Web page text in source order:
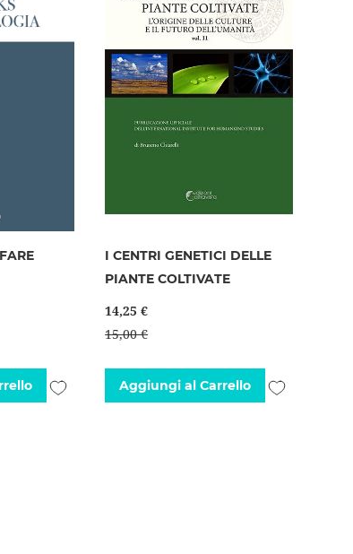
Aggiungi
I CENTRI GENETICI DELLE
PIANTE COLTIVATE
14,25 €
15,00 €
Aggiungi al Carrello
Aggiungi